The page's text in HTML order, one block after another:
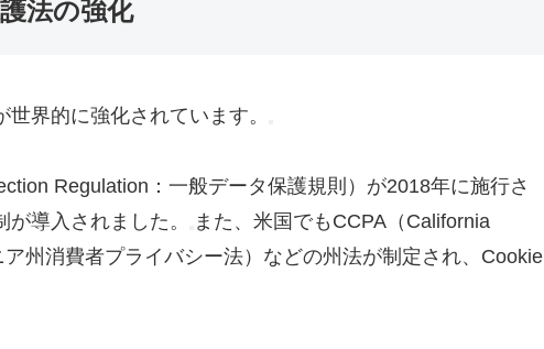
法の強化
界的に強化されています。
Regulation：一般データ保護規則）が2018年に施行さ
導入されました。
また、米国でもCCPA（California
州消費者プライバシー法）などの州法が制定され、Cookie